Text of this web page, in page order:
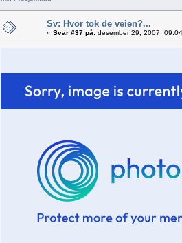
Sv: Hvor tok de veien?...
« Svar #37 på: desember 29, 2007,